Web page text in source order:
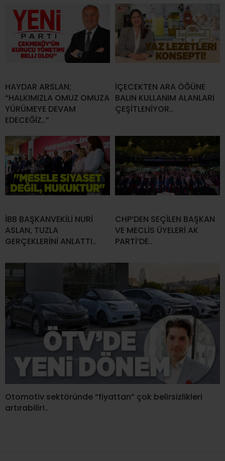
HAYDAR ARSLAN;
“HALKIMIZLA OMUZ OMUZA
YÜRÜMEYE DEVAM
EDECEĞİZ..”
İÇECEKTEN ARA ÖĞÜNE
BALIN KULLANIM ALANLARI
ÇEŞİTLENİYOR..
İBB BAŞKANVEKİLİ NURİ
ASLAN, TUZLA
GERÇEKLERİNİ ANLATTI..
CHP’DEN SEÇİLEN BAŞKAN
VE MECLİS ÜYELERİ AK
PARTİ’DE..
Otomotiv sektöründe “fiyattan” çok belirsizlikleri
artırabilir!..